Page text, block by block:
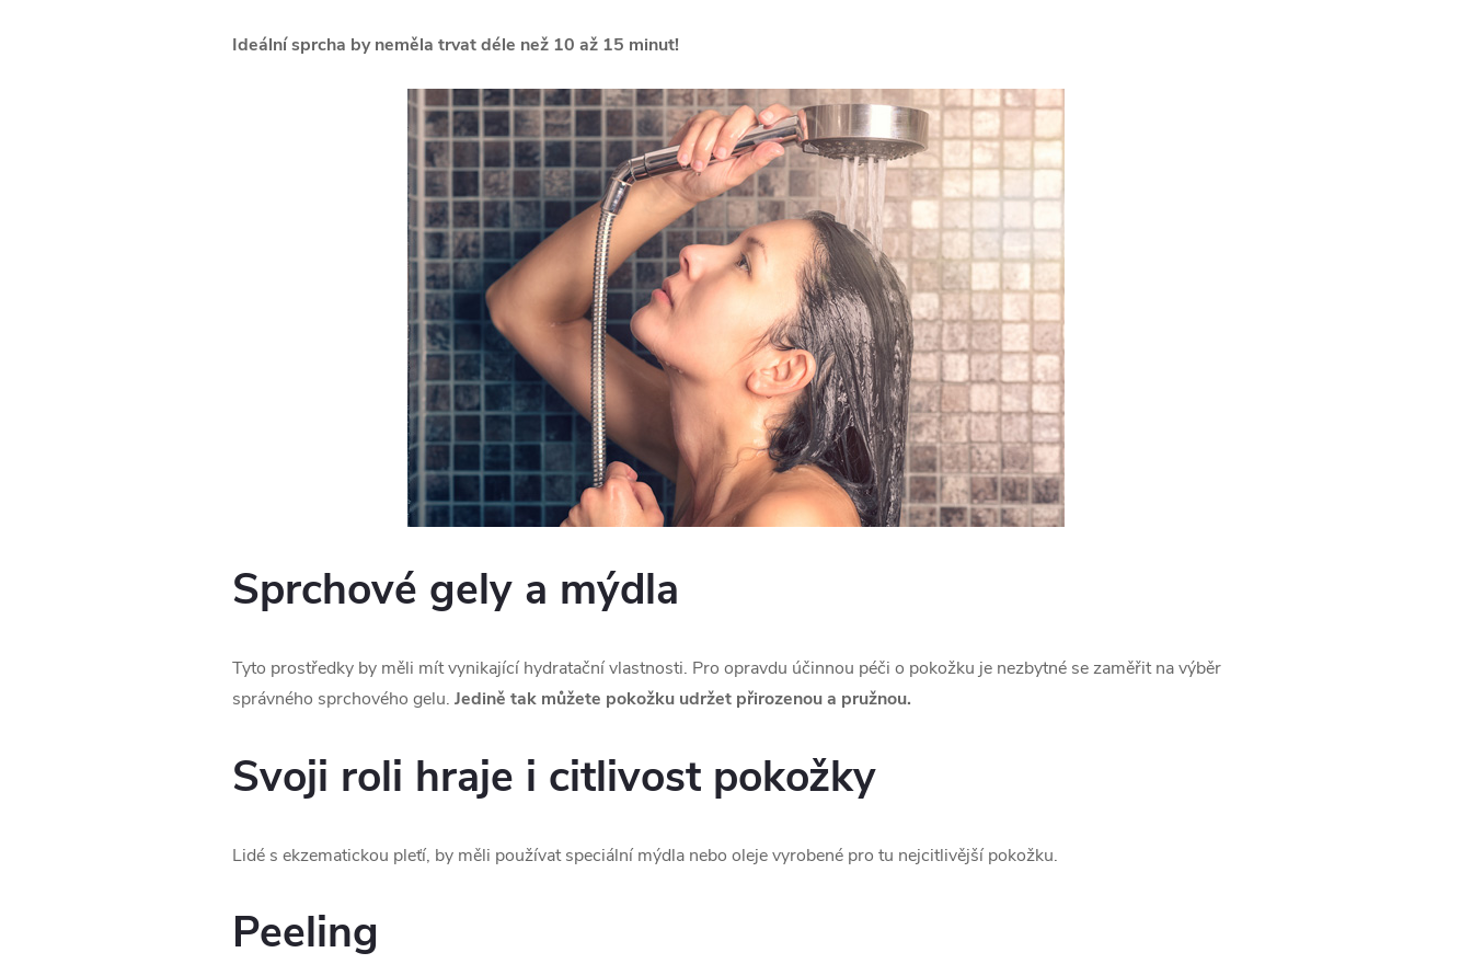
Ideální sprcha by neměla trvat déle než 10 až 15 minut!
Sprchové gely a mýdla
Tyto prostředky by měli mít vynikající hydratační vlastnosti. Pro opravdu účinnou péči o pokožku je nezbytné se zaměřit na výběr
správného sprchového gelu. Jedině tak můžete pokožku udržet přirozenou a pružnou.
Svoji roli hraje i citlivost pokožky
Lidé s ekzematickou pleťí, by měli používat speciální mýdla nebo oleje vyrobené pro tu nejcitlivější pokožku.
Peeling